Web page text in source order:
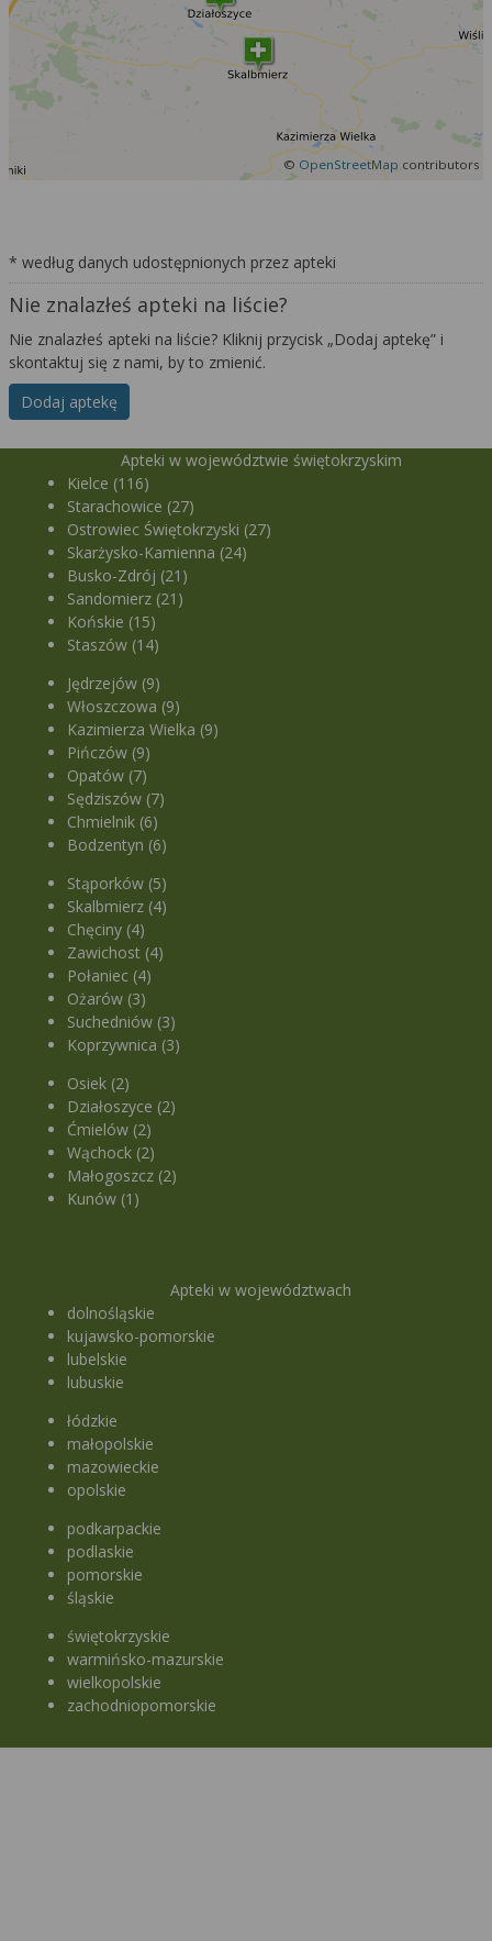
© OpenStreetMap contributors
* według danych udostępnionych przez apteki
Nie znalazłeś apteki na liście?
Nie znalazłeś apteki na liście? Kliknij przycisk „Dodaj aptekę” i
skontaktuj się z nami, by to zmienić.
Dodaj aptekę
Apteki w województwie świętokrzyskim
Kielce (116)
Starachowice (27)
Ostrowiec Świętokrzyski (27)
Skarżysko-Kamienna (24)
Busko-Zdrój (21)
Sandomierz (21)
Końskie (15)
Staszów (14)
Jędrzejów (9)
Włoszczowa (9)
Kazimierza Wielka (9)
Pińczów (9)
Opatów (7)
Sędziszów (7)
Chmielnik (6)
Bodzentyn (6)
Stąporków (5)
Skalbmierz (4)
Chęciny (4)
Zawichost (4)
Połaniec (4)
Ożarów (3)
Suchedniów (3)
Koprzywnica (3)
Osiek (2)
Działoszyce (2)
Ćmielów (2)
Wąchock (2)
Małogoszcz (2)
Kunów (1)
Apteki w województwach
dolnośląskie
kujawsko-pomorskie
lubelskie
lubuskie
łódzkie
małopolskie
mazowieckie
opolskie
podkarpackie
podlaskie
pomorskie
śląskie
świętokrzyskie
warmińsko-mazurskie
wielkopolskie
zachodniopomorskie